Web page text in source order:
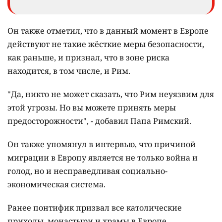
Он также отметил, что в данный момент в Европе
действуют не такие жёсткие меры безопасности,
как раньше, и признал, что в зоне риска
находится, в том числе, и Рим.
"Да, никто не может сказать, что Рим неуязвим для
этой угрозы. Но вы можете принять меры
предосторожности", - добавил Папа Римский.
Он также упомянул в интервью, что причиной
миграции в Европу является не только война и
голод, но и несправедливая социально-
экономическая система.
Ранее понтифик призвал все католические